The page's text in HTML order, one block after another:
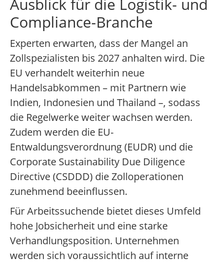
Ausblick für die Logistik- und
Compliance-Branche
Experten erwarten, dass der Mangel an
Zollspezialisten bis 2027 anhalten wird. Die
EU verhandelt weiterhin neue
Handelsabkommen – mit Partnern wie
Indien, Indonesien und Thailand –, sodass
die Regelwerke weiter wachsen werden.
Zudem werden die EU-
Entwaldungsverordnung (EUDR) und die
Corporate Sustainability Due Diligence
Directive (CSDDD) die Zolloperationen
zunehmend beeinflussen.
Für Arbeitssuchende bietet dieses Umfeld
hohe Jobsicherheit und eine starke
Verhandlungsposition. Unternehmen
werden sich voraussichtlich auf interne